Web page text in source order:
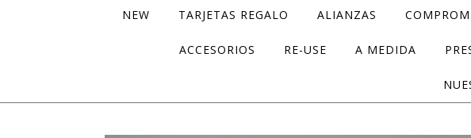
NEW TARJETAS REGALO ALIANZAS
ACCESORIOS RE-USE A MEDIDA